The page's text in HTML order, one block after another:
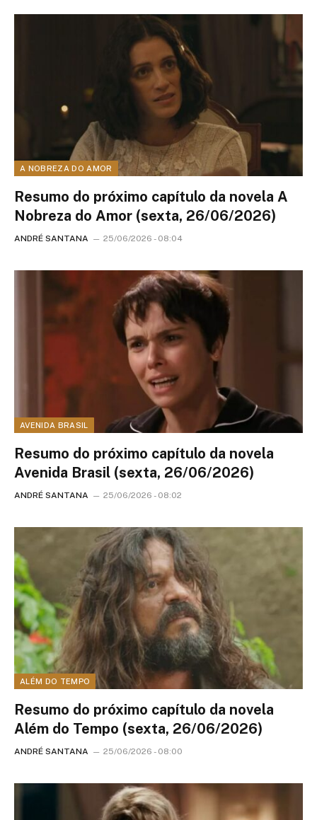
A NOBREZA DO AMOR
Resumo do próximo capítulo da novela A
Nobreza do Amor (sexta, 26/06/2026)
ANDRÉ SANTANA 25/06/2026 - 08:04
AVENIDA BRASIL
Resumo do próximo capítulo da novela
Avenida Brasil (sexta, 26/06/2026)
ANDRÉ SANTANA 25/06/2026 - 08:02
ALÉM DO TEMPO
Resumo do próximo capítulo da novela
Além do Tempo (sexta, 26/06/2026)
ANDRÉ SANTANA 25/06/2026 - 08:00